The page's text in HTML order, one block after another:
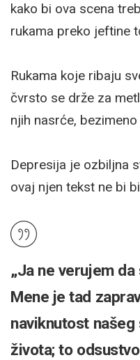
kako bi ova scena
rukama preko jeftine
Rukama koje ribaju
čvrsto se drže za
njih nasrće, bezimeno
Depresija je ozbiljna
ovaj njen tekst ne bi
„Ja ne verujem
Mene je tad
naviknutost
života; to